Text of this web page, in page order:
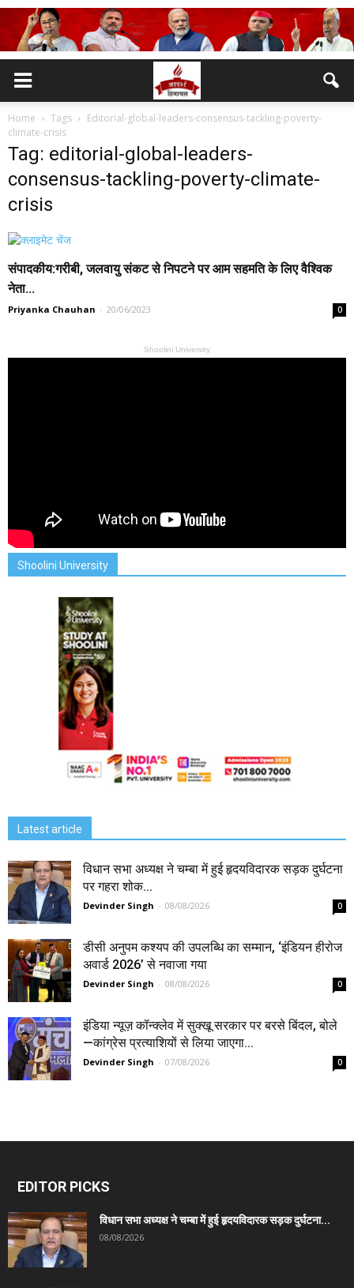
Home Tags
Editorial-global-leaders-consensus-tackling-poverty-
climate-crisis
Tag: editorial-global-leaders-
consensus-tackling-poverty-climate-
crisis
संपादकीय:गरीबी, जलवायु संकट से निपटने पर आम सहमति के लिए वैश्विक
नेता...
Priyanka Chauhan - 20/06/2023 0
Shoolini University
Shoolini University
Latest article
विधान सभा अध्यक्ष ने चम्बा में हुई हृदयविदारक सड़क दुर्घटना
पर गहरा शोक...
Devinder Singh - 08/08/2026 0
डीसी अनुपम कश्यप की उपलब्धि का सम्मान, ‘इंडियन हीरोज
अवार्ड 2026’ से नवाजा गया
Devinder Singh - 08/08/2026 0
इंडिया न्यूज़ कॉन्क्लेव में सुक्खू सरकार पर बरसे बिंदल, बोले
—कांग्रेस प्रत्याशियों से लिया जाएगा...
Devinder Singh - 07/08/2026 0
EDITOR PICKS
विधान सभा अध्यक्ष ने चम्बा में हुई हृदयविदारक सड़क दुर्घटना...
08/08/2026